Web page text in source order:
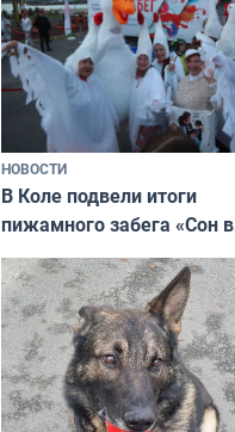
криков
НОВОСТИ
В Коле подвели итоги
пижамного забега «Сон в
Олимпийскую ночь»